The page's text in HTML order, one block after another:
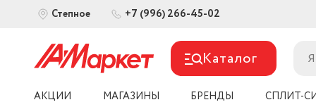
Степное +7 (996) 266-45-02
Каталог
АКЦИИ МАГАЗИНЫ БРЕНДЫ СПЛИТ-